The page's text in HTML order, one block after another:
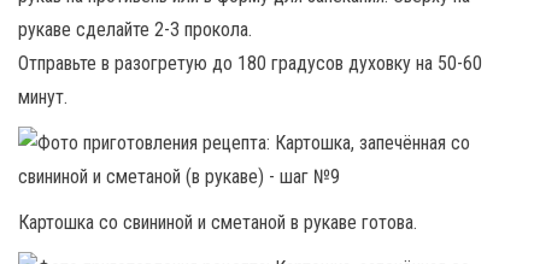
рукаве сделайте 2-3 прокола.
Отправьте в разогретую до 180 градусов духовку на 50-60
минут.
Картошка со свининой и сметаной в рукаве готова.